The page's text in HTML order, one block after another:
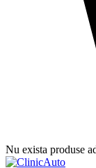
Nu exista produse